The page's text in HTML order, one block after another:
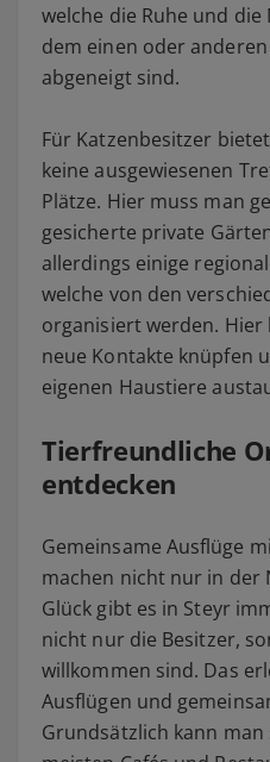
welche die Ruhe und
dem einen oder
abgeneigt sind.
Für Katzenbesitzer
keine ausgewiesenen
Plätze. Hier muss man
gesicherte private
allerdings einige
welche von den
organisiert werden. Hier
neue Kontakte knüpfen
eigenen Haustiere
Tierfreundliche
entdecken
Gemeinsame Ausflüge
machen nicht nur in der
Glück gibt es in Steyr
nicht nur die Besitzer,
willkommen sind. Das
Ausflügen und
Grundsätzlich kann man